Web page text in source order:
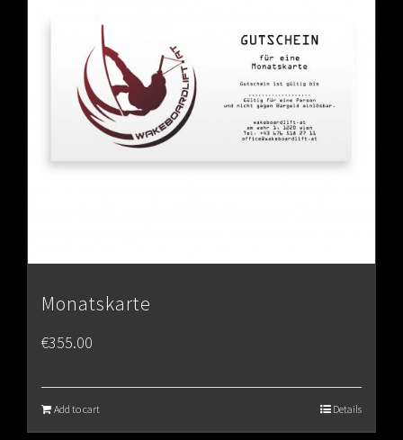
Monatskarte
€355.00
Add to cart Details